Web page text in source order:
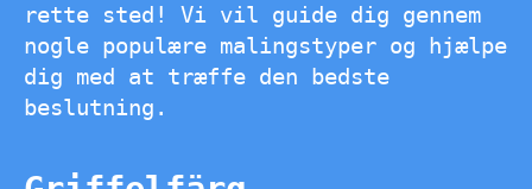
rette sted! Vi vil guide dig gennem
nogle populære malingstyper og hjælpe
dig med at træffe den bedste
beslutning.